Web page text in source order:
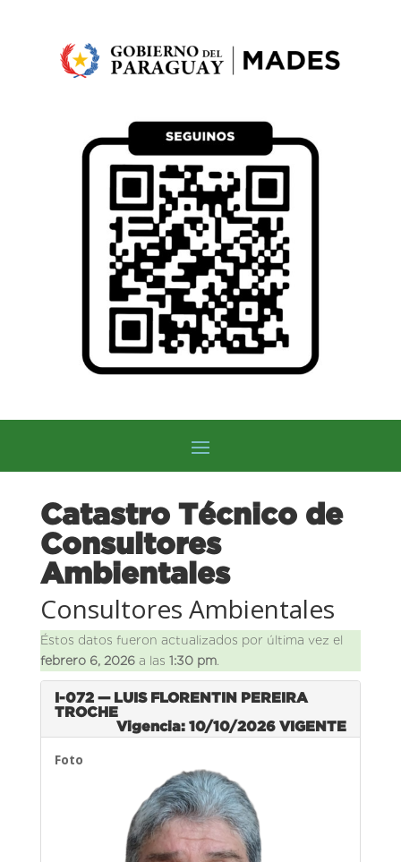
Catastro Técnico de
Consultores
Ambientales
Consultores Ambientales
Éstos datos fueron actualizados por última vez el
febrero 6, 2026a las 1:30 pm.
I-072 — LUIS FLORENTIN PEREIRA
TROCHE
Vigencia: 10/10/2026VIGENTE
Foto